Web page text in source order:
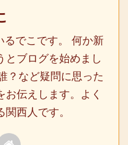
るでこです。 何か新
とブログを始めまし
？など疑問に思った
お伝えします。よく
西人です。